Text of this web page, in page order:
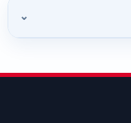
⌄